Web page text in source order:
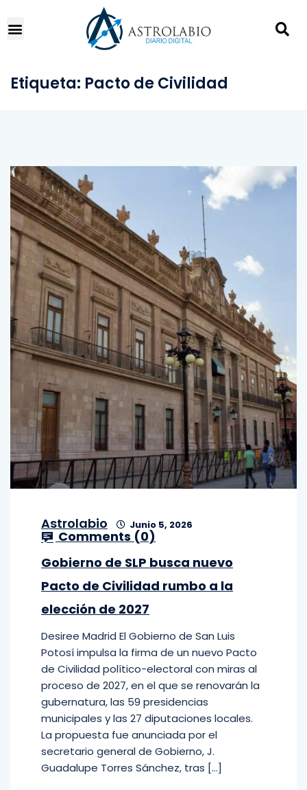
Etiqueta: Pacto de Civilidad
Astrolabio Junio 5, 2026
Comments (0)
Gobierno de SLP busca nuevo
Pacto de Civilidad rumbo a la
elección de 2027
Desiree Madrid El Gobierno de San Luis
Potosí impulsa la firma de un nuevo Pacto
de Civilidad político-electoral con miras al
proceso de 2027, en el que se renovarán la
gubernatura, las 59 presidencias
municipales y las 27 diputaciones locales.
La propuesta fue anunciada por el
secretario general de Gobierno, J.
Guadalupe Torres Sánchez, tras […]